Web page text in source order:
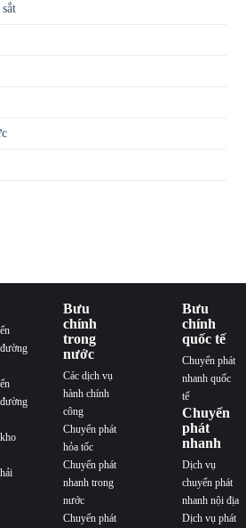
Bưu
chính
trong
nước
Các dịch vụ
hành chính
công
Chuyển phát
hỏa tốc
Chuyển phát
nhanh trong
nước
Chuyển phát
Bưu
chính
quốc tế
Chuyển phát
nhanh quốc
tế
Chuyển
phát
nhanh
Dịch vụ
chuyển phát
nhanh nội địa
Dịch vụ phát